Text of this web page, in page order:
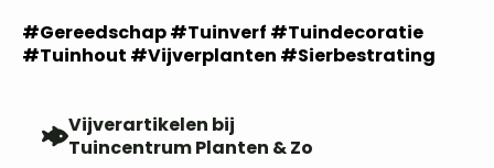
#Gereedschap #Tuinverf #Tuindecoratie
#Tuinhout #Vijverplanten #Sierbestrating
Vijverartikelen bij
Tuincentrum Planten & Zo